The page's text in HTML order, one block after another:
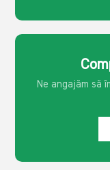
Ne angajăm să